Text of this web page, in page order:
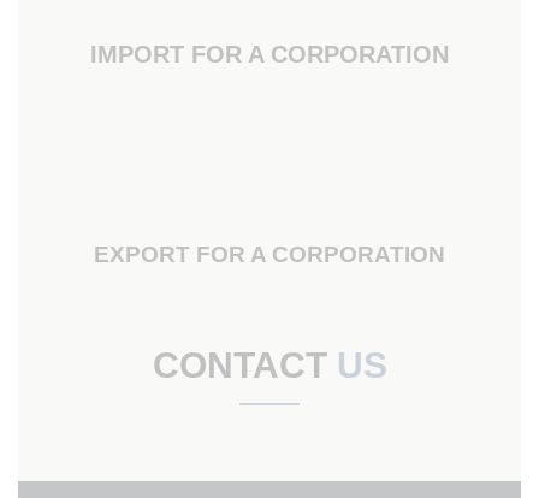
IMPORT FOR A CORPORATION
EXPORT FOR A CORPORATION
CONTACT US